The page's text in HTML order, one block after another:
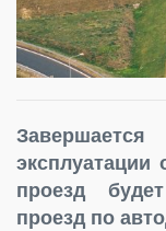
эксплуатации
проезд
проезд по